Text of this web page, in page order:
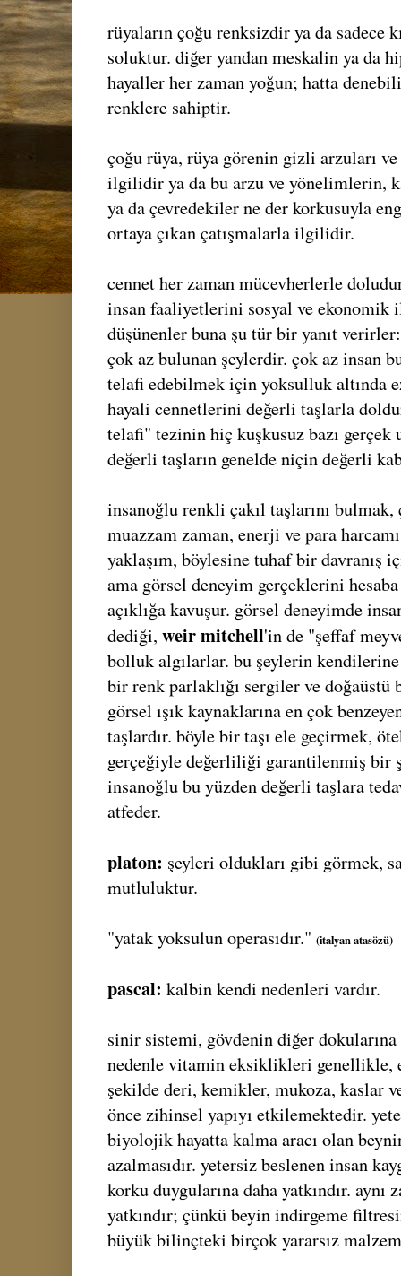
rüyaların çoğu renksizdir ya da sadece
soluktur. diğer yandan meskalin ya da
hayaller her zaman yoğun; hatta
renklere sahiptir.
çoğu rüya, rüya görenin gizli arzuları
ilgilidir ya da bu arzu ve yönelimlerin,
ya da çevredekiler ne der korkusuyla
ortaya çıkan çatışmalarla ilgilidir.
cennet her zaman mücevherlerle
insan faaliyetlerini sosyal ve ekonomik
düşünenler buna şu tür bir yanıt
çok az bulunan şeylerdir. çok az insan
telafi edebilmek için yoksulluk altında
hayali cennetlerini değerli taşlarla
telafi" tezinin hiç kuşkusuz bazı gerçek
değerli taşların genelde niçin değerli
insanoğlu renkli çakıl taşlarını
muazzam zaman, enerji ve para
yaklaşım, böylesine tuhaf bir davranış
ama görsel deneyim gerçeklerini hesaba
açıklığa kavuşur. görsel deneyimde
dediği, weir mitchell'in de "şeffaf
bolluk algılarlar. bu şeylerin kendilerine
bir renk parlaklığı sergiler ve
görsel ışık kaynaklarına en çok
taşlardır. böyle bir taşı ele geçirmek,
gerçeğiyle değerliliği garantilenmiş bir
insanoğlu bu yüzden değerli taşlara
atfeder.
platon: şeyleri oldukları gibi görmek,
mutluluktur.
"yatak yoksulun operasıdır." (italyan atasözü)
pascal: kalbin kendi nedenleri vardır.
sinir sistemi, gövdenin diğer dokularına
nedenle vitamin eksiklikleri genellikle,
şekilde deri, kemikler, mukoza, kaslar
önce zihinsel yapıyı etkilemektedir.
biyolojik hayatta kalma aracı olan
azalmasıdır. yetersiz beslenen insan
korku duygularına daha yatkındır. aynı
yatkındır; çünkü beyin indirgeme
büyük bilinçteki birçok yararsız